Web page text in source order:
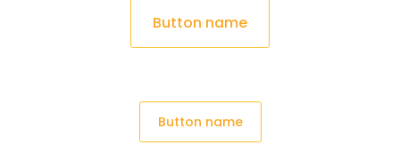
Button name
Button name